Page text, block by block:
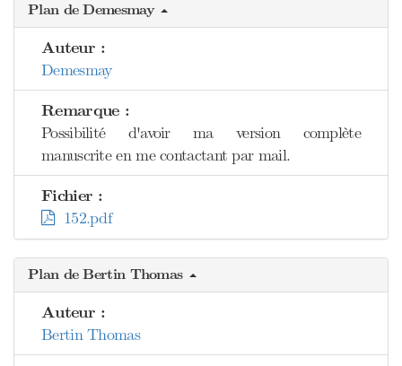
Plan de Demesmay
Auteur :
Demesmay
Remarque :
Possibilité d'avoir ma version complète
manuscrite en me contactant par mail.
Fichier :
152.pdf
Plan de Bertin Thomas
Auteur :
Bertin Thomas